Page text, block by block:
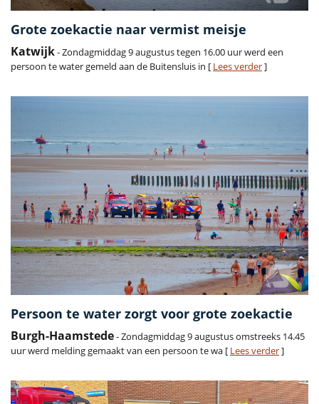
Grote zoekactie naar vermist meisje
Katwijk- Zondagmiddag 9 augustus tegen 16.00 uur werd een
persoon te water gemeld aan de Buitensluis in [ Lees verder]
Persoon te water zorgt voor grote zoekactie
Burgh-Haamstede- Zondagmiddag 9 augustus omstreeks 14.45
uur werd melding gemaakt van een persoon te wa [ Lees verder]